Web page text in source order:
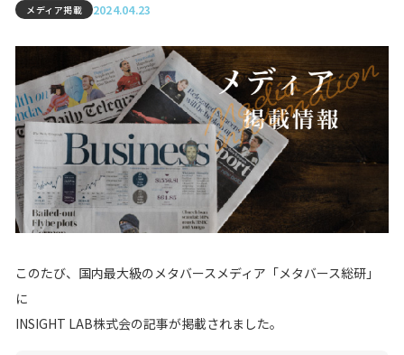
ニュース
採用情報
ナレッジライブラリー
お問い合わせ
メルマガ登録
IR情報
ニュース
採用情報
ナレッジライブラリー
お問い合わせ
メディア掲載 2024.04.23
このたび、国内最大級のメタバースメディア「メタバース総研」
に
INSIGHT LAB株式会の記事が掲載されました。